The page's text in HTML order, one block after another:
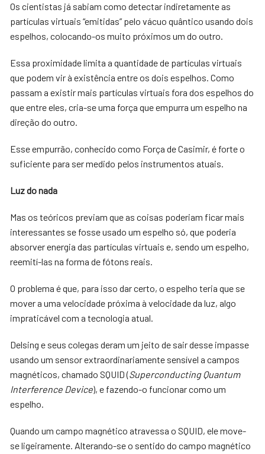
Os cientistas já sabiam como detectar indiretamente as
partículas virtuais “emitidas” pelo vácuo quântico usando dois
espelhos, colocando-os muito próximos um do outro.
Essa proximidade limita a quantidade de partículas virtuais
que podem vir à existência entre os dois espelhos. Como
passam a existir mais partículas virtuais fora dos espelhos do
que entre eles, cria-se uma força que empurra um espelho na
direção do outro.
Esse empurrão, conhecido como Força de Casimir, é forte o
suficiente para ser medido pelos instrumentos atuais.
Luz do nada
Mas os teóricos previam que as coisas poderiam ficar mais
interessantes se fosse usado um espelho só, que poderia
absorver energia das partículas virtuais e, sendo um espelho,
reemití-las na forma de fótons reais.
O problema é que, para isso dar certo, o espelho teria que se
mover a uma velocidade próxima à velocidade da luz, algo
impraticável com a tecnologia atual.
Delsing e seus colegas deram um jeito de sair desse impasse
usando um sensor extraordinariamente sensível a campos
magnéticos, chamado SQUID (Superconducting Quantum
Interference Device), e fazendo-o funcionar como um
espelho.
Quando um campo magnético atravessa o SQUID, ele move-
se ligeiramente. Alterando-se o sentido do campo magnético